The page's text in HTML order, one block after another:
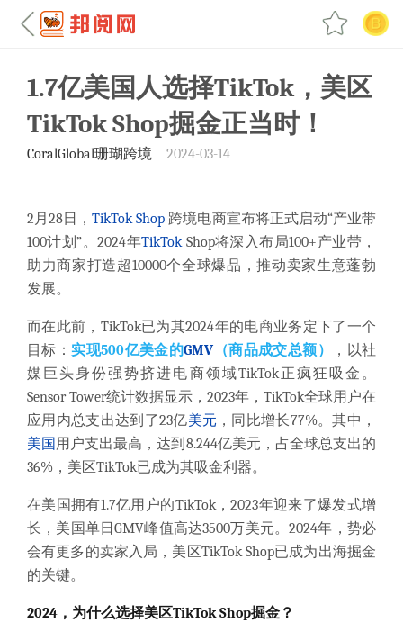
1.7亿美国人选择TikTok，美区
TikTok Shop掘金正当时！
CoralGlobal珊瑚跨境 2024-03-14
2月28日，TikTok Shop 跨境电商宣布将正式启动“产业带
100计划”。2024年TikTokShop将深入布局100+产业带，
助力商家打造超10000个全球爆品，推动卖家生意蓬勃
发展。
而在此前，TikTok已为其2024年的电商业务定下了一个
目标：实现500亿美金的GMV （商品成交总额）
，以社
媒巨头身份强势挤进电商领域TikTok正疯狂吸金。
Sensor Tower统计数据显示，2023年，TikTok全球用户在
应用内总支出达到了23亿美元 ，同比增长77%。其中，
美国 用户支出最高，达到8.244亿美元，占全球总支出的
36%，美区TikTok已成为其吸金利器。
在美国拥有1.7亿用户的TikTok，2023年迎来了爆发式增
长，美国单日GMV峰值高达3500万美元。2024年，势必
会有更多的卖家入局，美区TikTok Shop已成为出海掘金
的关键。
2024，为什么选择美区TikTok Shop掘金？